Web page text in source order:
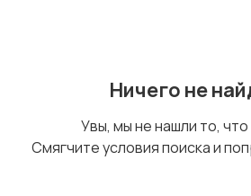
сигнализацииНичего не
Увы, мы не нашли то, что
Смягчите условия поиска и